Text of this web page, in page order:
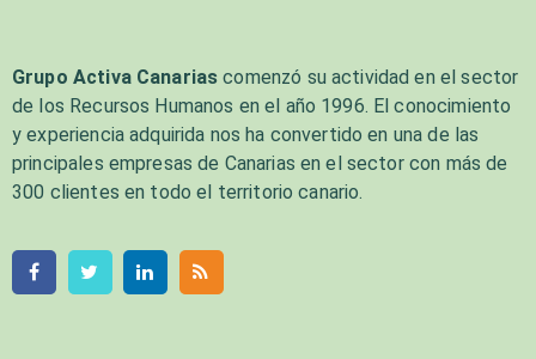
Grupo Activa Canarias comenzó su actividad en el sector
de los Recursos Humanos en el año 1996. El conocimiento
y experiencia adquirida nos ha convertido en una de las
principales empresas de Canarias en el sector con más de
300 clientes en todo el territorio canario.